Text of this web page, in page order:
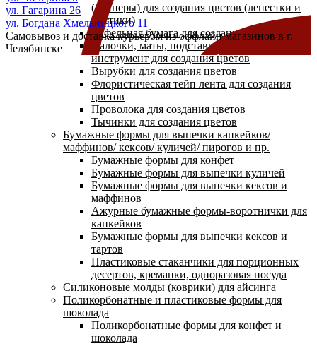
ул. Гагарина 26
ул. Богдана Хмельницкого 11
Самовывоз и доставка курьером из оффлайн магазинов в г.
Челябинске
(вайнеры) для создания цветов (лепестки и
листики)
Вафельная бумага для создания цветов
Палочки, маты, подставки и прочий
инструмент для создания цветов
Вырубки для создания цветов
Флористическая тейп лента для создания
цветов
Проволока для создания цветов
Тычинки для создания цветов
Бумажные формы для выпечки капкейков/
маффинов/ кексов/ куличей/ пирогов и пр.
Бумажные формы для конфет
Бумажные формы для выпечки куличей
Бумажные формы для выпечки кексов и
маффинов
Ажурные бумажные формы-воротнички для
капкейков
Бумажные формы для выпечки кексов и
тартов
Пластиковые стаканчики для порционных
десертов, креманки, одноразовая посуда
Силиконовые молды (коврики) для айсинга
Поликорбонатные и пластиковые формы для
шоколада
Поликорбонатные формы для конфет и
шоколада